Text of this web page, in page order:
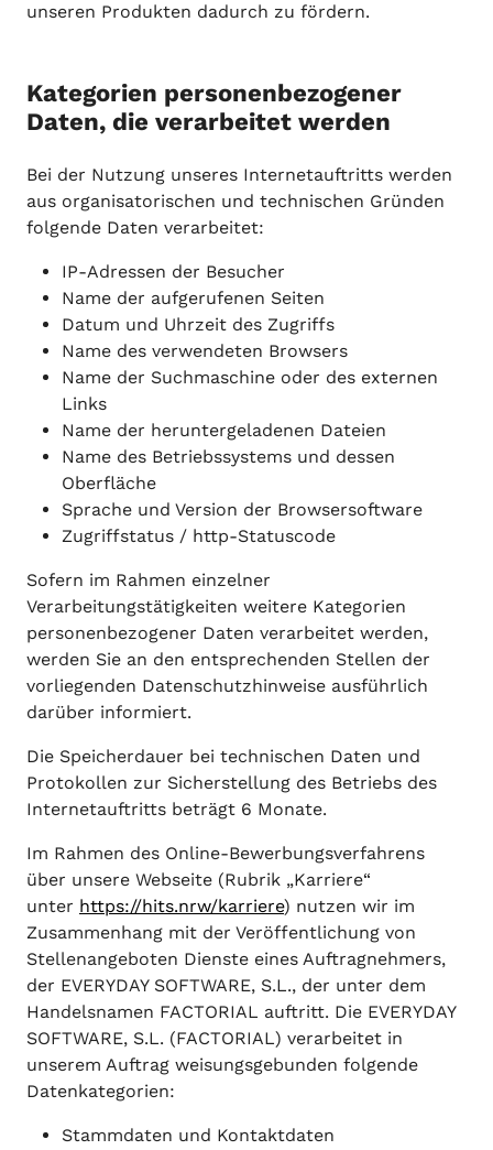
unseren Produkten dadurch zu fördern.
Kategorien personenbezogener
Daten, die verarbeitet werden
Bei der Nutzung unseres Internetauftritts werden
aus organisatorischen und technischen Gründen
folgende Daten verarbeitet:
IP-Adressen der Besucher
Name der aufgerufenen Seiten
Datum und Uhrzeit des Zugriffs
Name des verwendeten Browsers
Name der Suchmaschine oder des externen
Links
Name der heruntergeladenen Dateien
Name des Betriebssystems und dessen
Oberfläche
Sprache und Version der Browsersoftware
Zugriffstatus / http-Statuscode
Sofern im Rahmen einzelner
Verarbeitungstätigkeiten weitere Kategorien
personenbezogener Daten verarbeitet werden,
werden Sie an den entsprechenden Stellen der
vorliegenden Datenschutzhinweise ausführlich
darüber informiert.
Die Speicherdauer bei technischen Daten und
Protokollen zur Sicherstellung des Betriebs des
Internetauftritts beträgt 6 Monate.
Im Rahmen des Online-Bewerbungsverfahrens
über unsere Webseite (Rubrik „Karriere“
unter https://hits.nrw/karriere) nutzen wir im
Zusammenhang mit der Veröffentlichung von
Stellenangeboten Dienste eines Auftragnehmers,
der EVERYDAY SOFTWARE, S.L., der unter dem
Handelsnamen FACTORIAL auftritt. Die EVERYDAY
SOFTWARE, S.L. (FACTORIAL) verarbeitet in
unserem Auftrag weisungsgebunden folgende
Datenkategorien:
Stammdaten und Kontaktdaten